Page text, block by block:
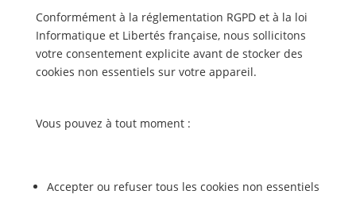
Conformément à la réglementation RGPD et à la loi
Informatique et Libertés française, nous sollicitons
votre consentement explicite avant de stocker des
cookies non essentiels sur votre appareil.
Vous pouvez à tout moment :
Accepter ou refuser tous les cookies non essentiels